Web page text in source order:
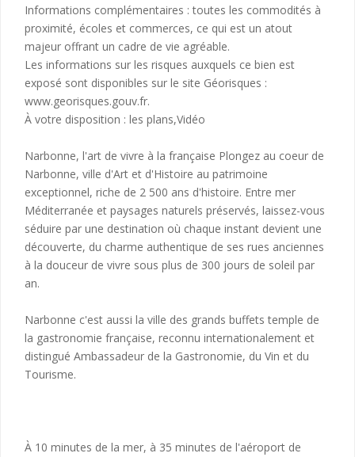
Informations complémentaires : toutes les commodités à
proximité, écoles et commerces, ce qui est un atout
majeur offrant un cadre de vie agréable.
Les informations sur les risques auxquels ce bien est
exposé sont disponibles sur le site Géorisques :
www.georisques.gouv.fr.
À votre disposition : les plans,Vidéo
Narbonne, l'art de vivre à la française Plongez au coeur de
Narbonne, ville d'Art et d'Histoire au patrimoine
exceptionnel, riche de 2 500 ans d'histoire. Entre mer
Méditerranée et paysages naturels préservés, laissez-vous
séduire par une destination où chaque instant devient une
découverte, du charme authentique de ses rues anciennes
à la douceur de vivre sous plus de 300 jours de soleil par
an.
Narbonne c'est aussi la ville des grands buffets temple de
la gastronomie française, reconnu internationalement et
distingué Ambassadeur de la Gastronomie, du Vin et du
Tourisme.
À 10 minutes de la mer, à 35 minutes de l'aéroport de